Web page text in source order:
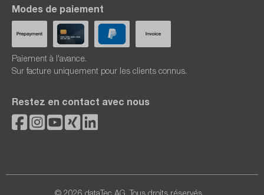
Modes de paiement
Paiement à l'avance.
Sur facture uniquement pour les clients connus.
Restez en contact avec nous
© 2026 dataTec AG. Tous droits réservés.